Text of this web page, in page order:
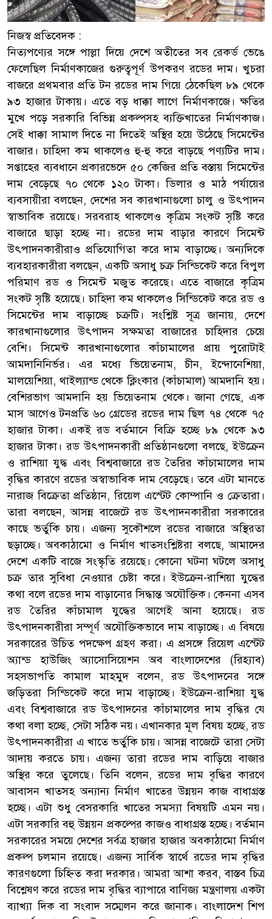
নিজস্ব প্রতিবেদক :
নিত্যপণ্যের সঙ্গে পাল্লা দিয়ে দেশে অতীতের সব রেকর্ড ভেঙে
ফেলেছিল নির্মাণকাজের গুরুত্বপূর্ণ উপকরণ রডের দাম। খুচরা
বাজরে প্রথমবার প্রতি টন রডের দাম গিয়ে ঠেকেছিল ৮৯ থেকে
৯৩ হাজার টাকায়। এতে বড় ধাক্কা লাগে নির্মাণকাজে। ক্ষতির
মুখে পড়ে সরকারি বিভিন্ন প্রকল্পসহ ব্যক্তিখাতের নির্মাণকাজ।
সেই ধাক্কা সামাল দিতে না দিতেই অস্থির হয়ে উঠেছে সিমেন্টের
বাজার। চাহিদা কম থাকলেও হু-হু করে বাড়ছে পণ্যটির দাম।
সপ্তাহের ব্যবধানে প্রকারভেদে ৫০ কেজির প্রতি বস্তায় সিমেন্টের
দাম বেড়েছে ৭০ থেকে ১২০ টাকা। ডিলার ও মাঠ পর্যায়ের
ব্যবসায়ীরা বলছেন, দেশের সব কারখানাগুলো চালু ও উৎপাদন
স্বাভাবিক রয়েছে। সরবরাহ থাকলেও কৃত্রিম সংকট সৃষ্টি করে
বাজারে ছাড়া হচ্ছে না। রডের দাম বাড়ার কারণে সিমেন্ট
উৎপাদনকারীরাও প্রতিযোগিতা করে দাম বাড়াচ্ছে। অন্যদিকে
ব্যবহারকারীরা বলছেন, একটি অসাধু চক্র সিন্ডিকেট করে বিপুল
পরিমাণ রড ও সিমেন্ট মজুত করেছে। এতে বাজারে কৃত্রিম
সংকট সৃষ্টি হয়েছে। চাহিদা কম থাকলেও সিন্ডিকেট করে রড ও
সিমেন্টের দাম বাড়াচ্ছে চক্রটি। সংশ্লিষ্ট সূত্র জানায়, দেশে
কারখানাগুলোর উৎপাদন সক্ষমতা বাজারের চাহিদার চেয়ে
বেশি। সিমেন্ট কারখানাগুলোর কাঁচামালের প্রায় পুরোটাই
আমদানিনির্ভর। এর মধ্যে ভিয়েতনাম, চীন, ইন্দোনেশিয়া,
মালয়েশিয়া, থাইল্যান্ড থেকে ক্লিংকার (কাঁচামাল) আমদানি হয়।
বেশিরভাগ আমদানি হয় ভিয়েতনাম থেকে। জানা গেছে, এক
মাস আগেও টনপ্রতি ৬০ গ্রেডের রডের দাম ছিল ৭৪ থেকে ৭৫
হাজার টাকা। একই রড বর্তমানে বিক্রি হচ্ছে ৮৯ থেকে ৯৩
হাজার টাকা। রড উৎপাদনকারী প্রতিষ্ঠানগুলো বলছে, ইউক্রেন
ও রাশিয়া যুদ্ধ এবং বিশ্ববাজারে রড তৈরির কাঁচামালের দাম
বৃদ্ধির কারণে রডের অস্বাভাবিক দাম বেড়েছে। তবে এটা মানতে
নারাজ বিক্রেতা প্রতিষ্ঠান, রিয়েল এস্টেট কোম্পানি ও ক্রেতারা।
তারা বলছেন, আসন্ন বাজেটে রড উৎপাদনকারীরা সরকারের
কাছে ভর্তুকি চায়। এজন্য সুকৌশলে রডের বাজারে অস্থিরতা
ছড়াচ্ছে। অবকাঠামো ও নির্মাণ খাতসংশ্লিষ্টরা বলছে, আমাদের
দেশে একটি বাজে সংস্কৃতি রয়েছে। কোনো ঘটনা ঘটলে অসাধু
চক্র তার সুবিধা নেওয়ার চেষ্টা করে। ইউক্রেন-রাশিয়া যুদ্ধের
কথা বলে রডের দাম বাড়ানোর সিদ্ধান্ত অযৌক্তিক। কেননা এসব
রড তৈরির কাঁচামাল যুদ্ধের আগেই আনা হয়েছে। রড
উৎপাদনকারীরা সম্পূর্ণ অযৌক্তিকভাবে দাম বাড়াচ্ছে। এ বিষয়ে
সরকারের উচিত পদক্ষেপ গ্রহণ করা। এ প্রসঙ্গে রিয়েল এস্টেট
অ্যান্ড হাউজিং অ্যাসোসিয়েশন অব বাংলাদেশের (রিহ্যাব)
সহসভাপতি কামাল মাহমুদ বলেন, রড উৎপাদনের সঙ্গে
জড়িতরা সিন্ডিকেট করে দাম বাড়াচ্ছে। ইউক্রেন-রাশিয়া যুদ্ধ
এবং বিশ্ববাজারে রড উৎপাদনের কাঁচামালের দাম বৃদ্ধির যে
কথা বলা হচ্ছে, সেটা সঠিক নয়। এখানকার মূল বিষয় হচ্ছে, রড
উৎপাদনকারীরা এ খাতে ভর্তুকি চায়। আসন্ন বাজেটে তারা সেটা
আদায় করতে চায়। এজন্য তারা রডের দাম বাড়িয়ে বাজার
অস্থির করে তুলেছে। তিনি বলেন, রডের দাম বৃদ্ধির কারণে
আবাসন খাতসহ অন্যান্য নির্মাণ খাতের উন্নয়ন কাজ বাধাগ্রস্ত
হচ্ছে। এটা শুধু বেসরকারি খাতের সমস্যা বিষয়টি এমন নয়।
এটা সরকারি বহু উন্নয়ন প্রকল্পের কাজও বাধাগ্রস্ত হচ্ছে। বর্তমান
সরকারের সময়ে দেশের সর্বত্র হাজার হাজার অবকাঠামো নির্মাণ
প্রকল্প চলমান রয়েছে। এজন্য সার্বিক স্বার্থে রডের দাম বৃদ্ধির
কারণগুলো চিহ্নিত করা দরকার। আমরা আশা করব, বাস্তব চিত্র
বিশ্লেষণ করে রডের দাম বৃদ্ধির ব্যাপারে বাণিজ্য মন্ত্রণালয় একটা
ব্যাখ্যা দিক বা সংবাদ সম্মেলন করে জানাক। বাংলাদেশ শিপ